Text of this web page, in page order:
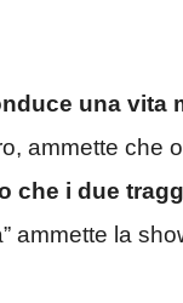
una vita
ammette che
che i due
ammette la